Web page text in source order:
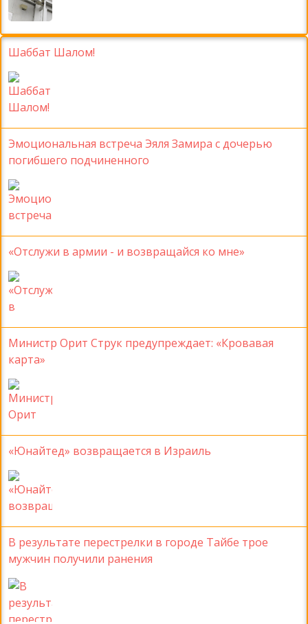
Шаббат Шалом!
Эмоциональная встреча Эяля Замира с дочерью
погибшего подчиненного
«Отслужи в армии - и возвращайся ко мне»
Министр Орит Струк предупреждает: «Кровавая
карта»
«Юнайтед» возвращается в Израиль
В результате перестрелки в городе Тайбе трое
мужчин получили ранения